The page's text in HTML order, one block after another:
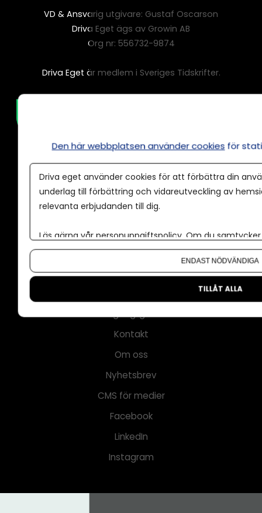
VD & Ansvarig utgivare: Gustaf Oscarson
Driva Eget ägs av Growin AB
Org nr: 556732-9874
Driva Eget är medlem i Sveriges Tidskrifter.
Annonsera
Om cookies
Våra användarvillkor
Policy för AI
Kontakt
Om oss
Nyhetsbrev
CMS för medier
Facebook
LinkedIn
Instagram
Den här webbplatsen använder cookies för
Driva eget använder cookies för att förbättra din
underlag till förbättring och vidareutveckling av
relevanta erbjudanden till dig.
Läs gärna vår personuppgiftspolicy. Om du
Om du vill ändra ditt val i efterhand hittar du den
ENDAST NÖDVÄNDIGA
TILLÅT ALLA